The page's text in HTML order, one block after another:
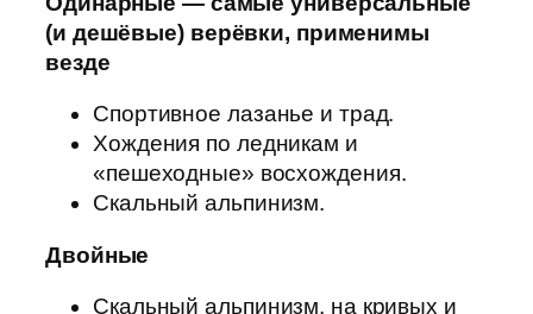
(и дешёвые) верёвки, применимы
везде
Спортивное лазанье и трад.
Хождения по ледникам и
«пешеходные» восхождения.
Скальный альпинизм.
Двойные
Скальный альпинизм, на кривых и